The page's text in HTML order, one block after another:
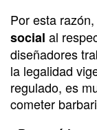
Por esta
social al
diseñadores
la legalidad
regulado, es
cometer